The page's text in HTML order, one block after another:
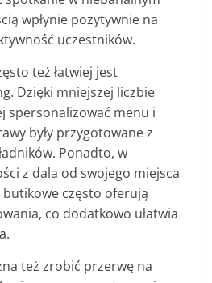
wpłynie pozytywnie na
uczestników.
też łatwiej jest
Dzięki mniejszej liczbie
spersonalizować menu i
były przygotowane z
Ponadto, w
z dala od swojego miejsca
często oferują
co dodatkowo ułatwia
też zrobić przerwę na